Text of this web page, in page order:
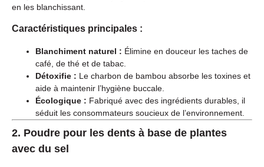
en les blanchissant.
Caractéristiques principales :
Blanchiment naturel : Élimine en douceur les taches de
café, de thé et de tabac.
Détoxifie : Le charbon de bambou absorbe les toxines et
aide à maintenir l’hygiène buccale.
Écologique : Fabriqué avec des ingrédients durables, il
séduit les consommateurs soucieux de l’environnement.
2. Poudre pour les dents à base de plantes
avec du sel